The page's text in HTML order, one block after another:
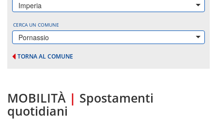
Imperia
CERCA UN COMUNE
Pornassio
TORNA AL COMUNE
MOBILITÀ | Spostamenti
quotidiani